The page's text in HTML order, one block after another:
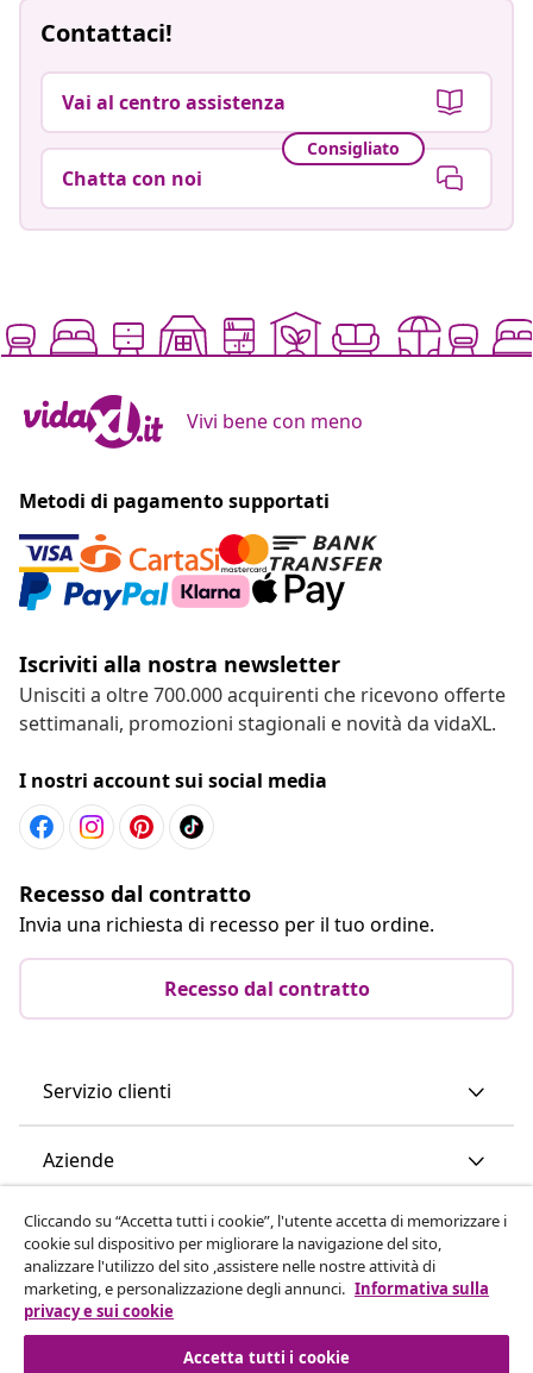
Contattaci!
Vai al centro assistenza
Consigliato
Chatta con noi
Vivi bene con meno
Metodi di pagamento supportati
Iscriviti alla nostra newsletter
Unisciti a oltre 700.000 acquirenti che ricevono offerte
settimanali, promozioni stagionali e novità da vidaXL.
I nostri account sui social media
Recesso dal contratto
Invia una richiesta di recesso per il tuo ordine.
Recesso dal contratto
Servizio clienti
Aziende
vidaXL
Scopri di più
Cliccando su “Accetta tutti i cookie”, l'utente accetta di memorizzare i
cookie sul dispositivo per migliorare la navigazione del sito,
analizzare l'utilizzo del sito ,assistere nelle nostre attività di
marketing, e personalizzazione degli annunci. Informativa sulla
privacy e sui cookie
Accetta tutti i cookie